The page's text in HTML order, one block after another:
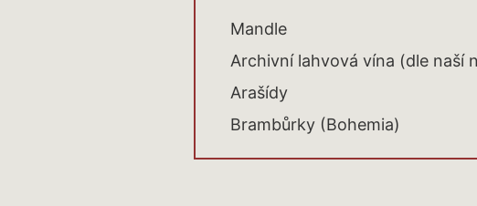
Mandle
Archivní lahvová vína (dle naší
Arašídy
Brambůrky (Bohemia)